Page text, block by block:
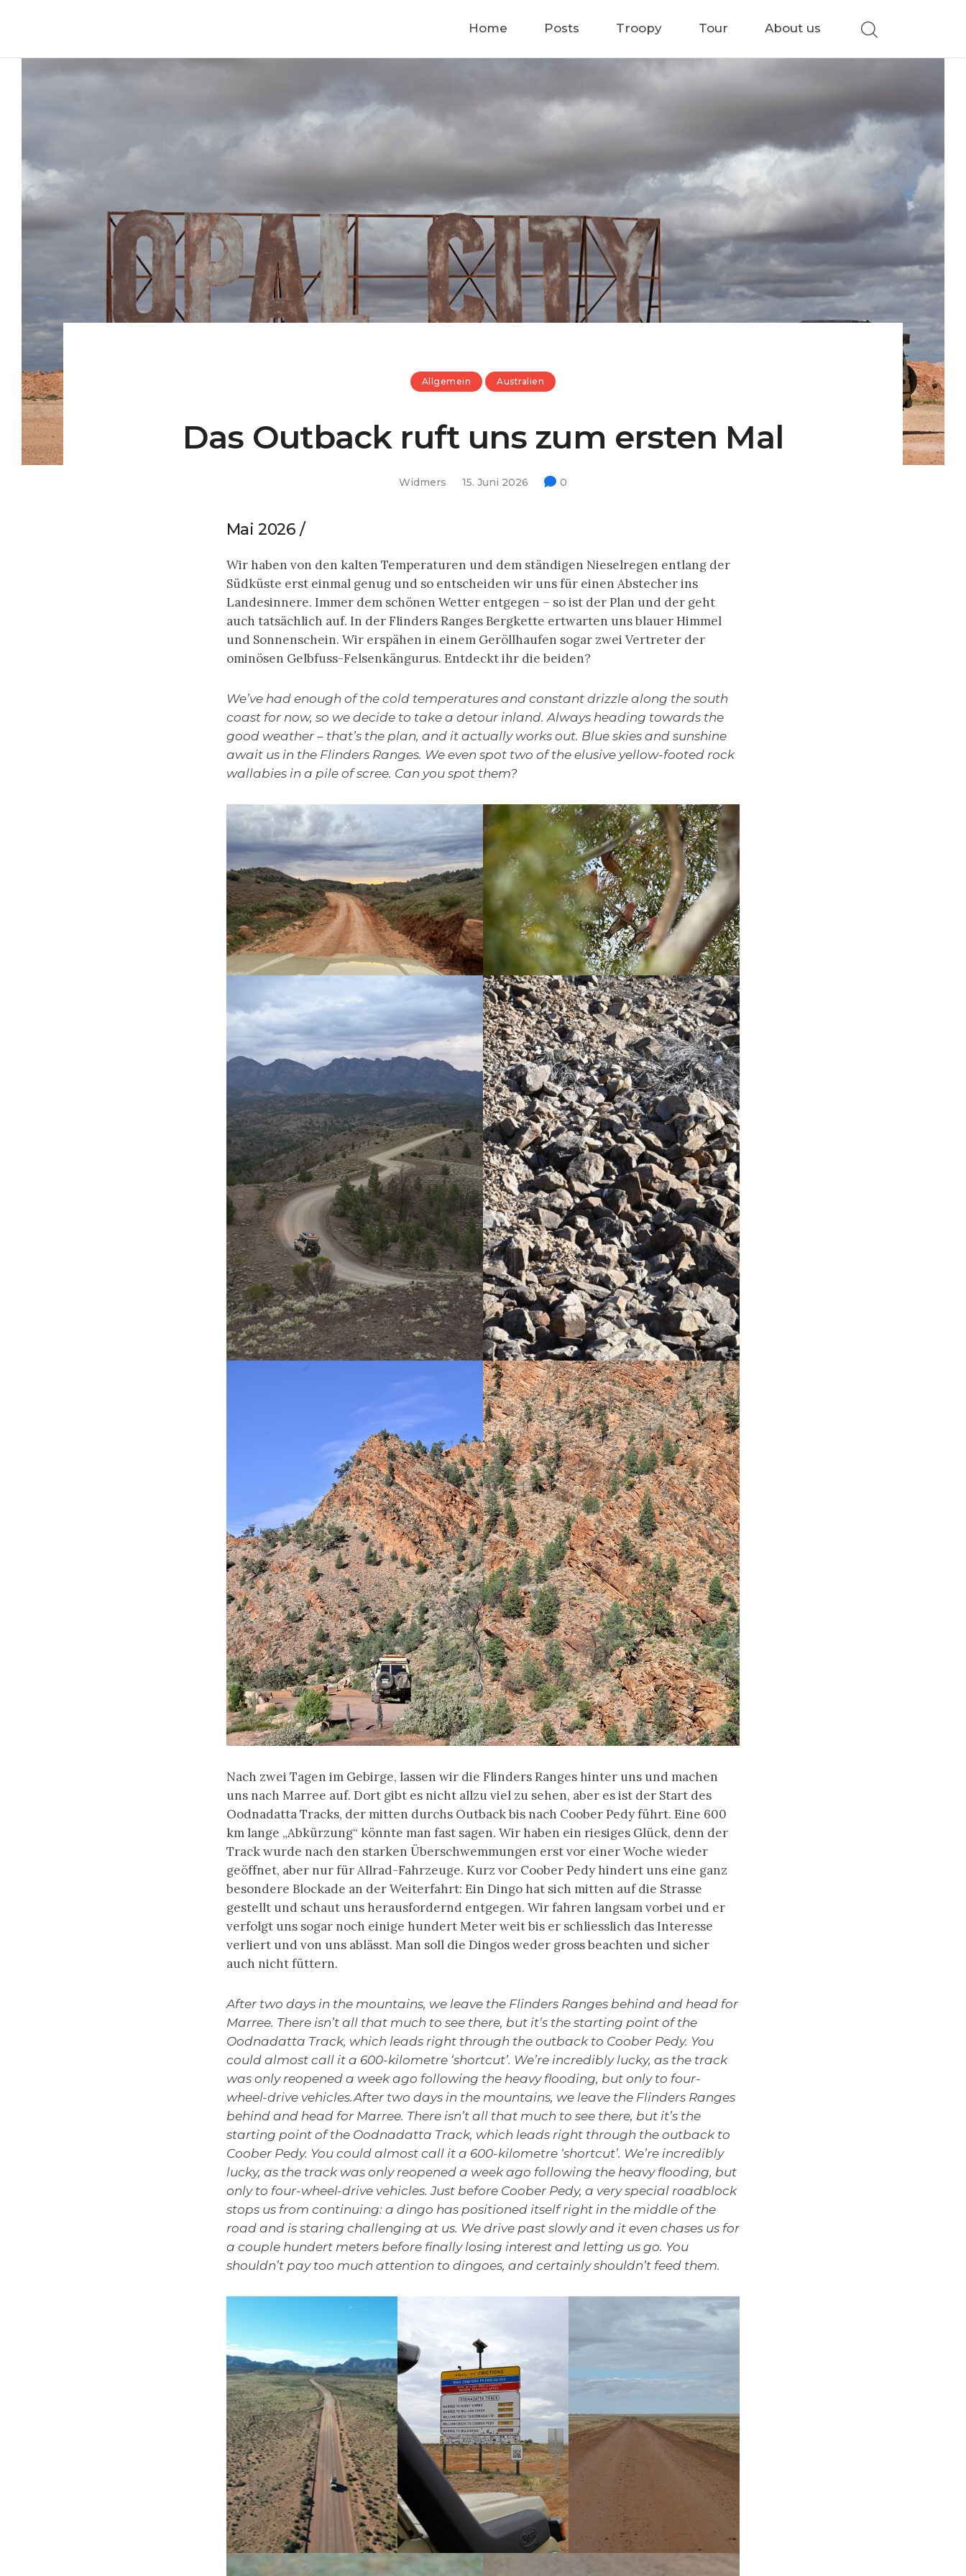
Home Posts Troopy Tour About us
Posts
Troopy
Allgemein Australien
Das Outback ruft uns zum ersten Mal
Widmers 15. Juni 2026 0
Mai 2026 /
Wir haben von den kalten Temperaturen und dem ständigen Nieselregen entlang der
Südküste erst einmal genug und so entscheiden wir uns für einen Abstecher ins
Landesinnere. Immer dem schönen Wetter entgegen – so ist der Plan und der geht
auch tatsächlich auf. In der Flinders Ranges Bergkette ertwarten uns blauer Himmel
und Sonnenschein. Wir erspähen in einem Geröllhaufen sogar zwei Vertreter der
ominösen Gelbfuss-Felsenkängurus. Entdeckt ihr die beiden?
We’ve had enough of the cold temperatures and constant drizzle along the south
coast for now, so we decide to take a detour inland. Always heading towards the
good weather – that’s the plan, and it actually works out. Blue skies and sunshine
await us in the Flinders Ranges. We even spot two of the elusive yellow-footed rock
wallabies in a pile of scree. Can you spot them?
Nach zwei Tagen im Gebirge, lassen wir die Flinders Ranges hinter uns und machen
uns nach Marree auf. Dort gibt es nicht allzu viel zu sehen, aber es ist der Start des
Oodnadatta Tracks, der mitten durchs Outback bis nach Coober Pedy führt. Eine 600
km lange „Abkürzung“ könnte man fast sagen. Wir haben ein riesiges Glück, denn der
Track wurde nach den starken Überschwemmungen erst vor einer Woche wieder
geöffnet, aber nur für Allrad-Fahrzeuge. Kurz vor Coober Pedy hindert uns eine ganz
besondere Blockade an der Weiterfahrt: Ein Dingo hat sich mitten auf die Strasse
gestellt und schaut uns herausfordernd entgegen. Wir fahren langsam vorbei und er
verfolgt uns sogar noch einige hundert Meter weit bis er schliesslich das Interesse
verliert und von uns ablässt. Man soll die Dingos weder gross beachten und sicher
auch nicht füttern.
After two days in the mountains, we leave the Flinders Ranges behind and head for
Marree. There isn’t all that much to see there, but it’s the starting point of the
Oodnadatta Track, which leads right through the outback to Coober Pedy. You
could almost call it a 600-kilometre ‘shortcut’. We’re incredibly lucky, as the track
was only reopened a week ago following the heavy flooding, but only to four-
wheel-drive vehicles.After two days in the mountains, we leave the Flinders Ranges
behind and head for Marree. There isn’t all that much to see there, but it’s the
starting point of the Oodnadatta Track, which leads right through the outback to
Coober Pedy. You could almost call it a 600-kilometre ‘shortcut’. We’re incredibly
lucky, as the track was only reopened a week ago following the heavy flooding, but
only to four-wheel-drive vehicles. Just before Coober Pedy, a very special roadblock
stops us from continuing: a dingo has positioned itself right in the middle of the
road and is staring challenging at us. We drive past slowly and it even chases us for
a couple hundert meters before finally losing interest and letting us go. You
shouldn’t pay too much attention to dingoes, and certainly shouldn’t feed them.